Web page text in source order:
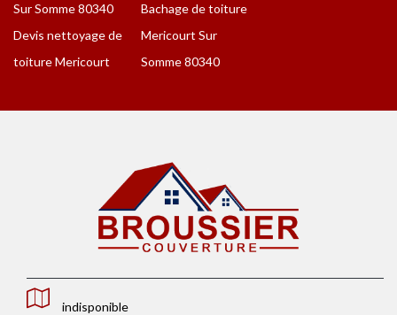
Sur Somme 80340
Devis nettoyage de
toiture Mericourt
Bachage de toiture
Mericourt Sur
Somme 80340
indisponible